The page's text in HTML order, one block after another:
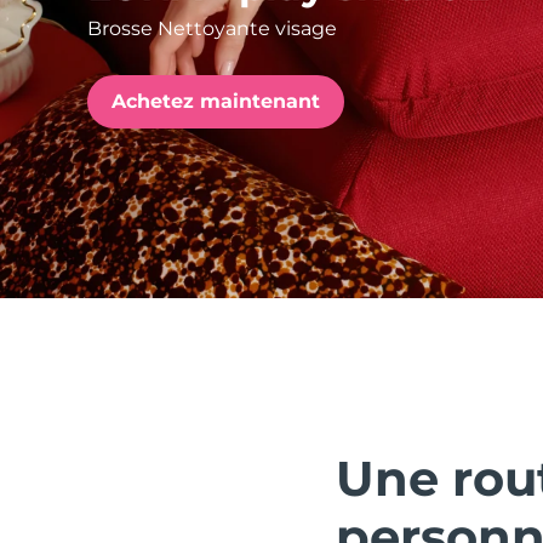
Brosse Nettoyante visage
Achetez maintenant
Une
issa™ Teeth Whitening Set
FAQ™ Dual LED Panel
POPULAIRE